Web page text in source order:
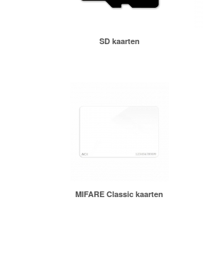
SD kaarten
MIFARE Classic kaarten